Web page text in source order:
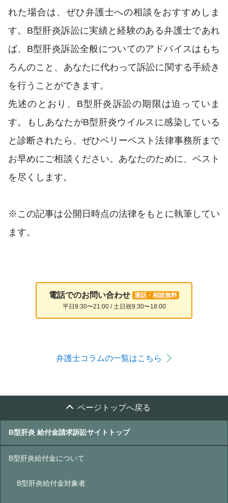
れた場合は、ぜひ弁護士への相談をおすすめしま
す。B型肝炎訴訟に実績と経験のある弁護士であれ
ば、B型肝炎訴訟全般についてのアドバイスはもち
ろんのこと、あなたに代わって訴訟に関する手続き
を行うことができます。
先述のとおり、B型肝炎訴訟の期限は迫っていま
す。もしあなたがB型肝炎ウイルスに感染している
と診断されたら、ぜひベリーベスト法律事務所まで
お早めにご相談ください。あなたのために、ベスト
を尽くします。
※この記事は公開日時点の法律をもとに執筆してい
ます。
電話でのお問い合わせ 通話・相談無料
平日9:30〜21:00 / 土日祝9:30〜18:00
弁護士コラムの一覧はこちら
ページトップへ戻る
B型肝炎 給付金請求訴訟サイトトップ
B型肝炎給付金について
B型肝炎給付金対象者